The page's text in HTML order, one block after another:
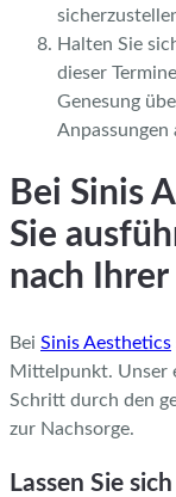
Halten Sie
dieser
Genesung
Anpassungen
Bei Sinis
Sie
nach
Bei Sinis Aesthetics
Mittelpunkt. Unser
Schritt durch den
zur Nachsorge.
Lassen Sie